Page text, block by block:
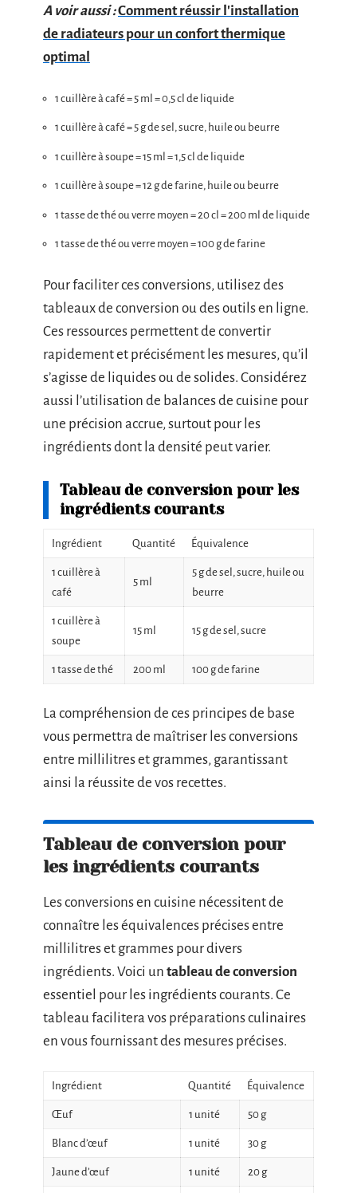
A voir aussi :Comment réussir l'installation
de radiateurs pour un confort thermique
optimal
1 cuillère à café = 5 ml = 0,5 cl de liquide
1 cuillère à café = 5 g de sel, sucre, huile ou beurre
1 cuillère à soupe = 15 ml = 1,5 cl de liquide
1 cuillère à soupe = 12 g de farine, huile ou beurre
1 tasse de thé ou verre moyen = 20 cl = 200 ml de liquide
1 tasse de thé ou verre moyen = 100 g de farine
Pour faciliter ces conversions, utilisez des
tableaux de conversion ou des outils en ligne.
Ces ressources permettent de convertir
rapidement et précisément les mesures, qu’il
s’agisse de liquides ou de solides. Considérez
aussi l’utilisation de balances de cuisine pour
une précision accrue, surtout pour les
ingrédients dont la densité peut varier.
Tableau de conversion pour les
ingrédients courants
Ingrédient Quantité Équivalence
1 cuillère à
café
5 ml
5 g de sel, sucre, huile ou
beurre
1 cuillère à
soupe
15 ml 15 g de sel, sucre
1 tasse de thé 200 ml 100 g de farine
La compréhension de ces principes de base
vous permettra de maîtriser les conversions
entre millilitres et grammes, garantissant
ainsi la réussite de vos recettes.
Tableau de conversion pour
les ingrédients courants
Les conversions en cuisine nécessitent de
connaître les équivalences précises entre
millilitres et grammes pour divers
ingrédients. Voici un tableau de conversion
essentiel pour les ingrédients courants. Ce
tableau facilitera vos préparations culinaires
en vous fournissant des mesures précises.
Ingrédient Quantité Équivalence
Œuf 1 unité 50 g
Blanc d’œuf 1 unité 30 g
Jaune d’œuf 1 unité 20 g